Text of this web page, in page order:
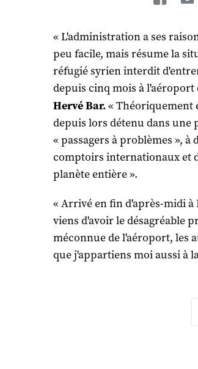
« L'administration a ses
peu facile, mais résume la
réfugié syrien interdit
depuis cinq mois à
Hervé Bar.« Théoriquement
depuis lors détenu dans une
« passagers à problèmes », à
comptoirs internationaux et
planète entière ».
« Arrivé en fin d'après-midi
viens d'avoir le désagréable
méconnue de l'aéroport, les
que j'appartiens moi aussi à